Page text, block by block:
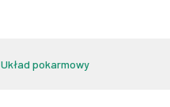
Układ pokarmowy